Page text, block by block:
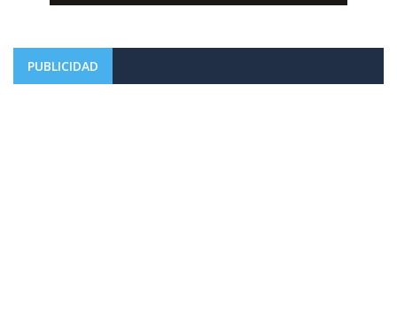
PUBLICIDAD